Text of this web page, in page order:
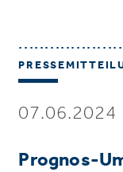
07.06.2024
Prognos-